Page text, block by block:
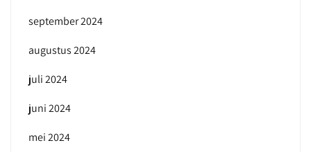
september 2024
augustus 2024
juli 2024
juni 2024
mei 2024